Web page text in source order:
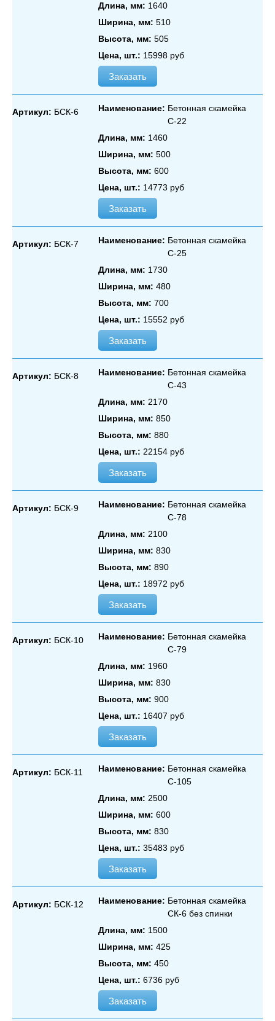
Длина, мм: 1640
Ширина, мм: 510
Высота, мм: 505
Цена, шт.: 15998 руб
Заказать
Артикул: БСК-6 Наименование: Бетонная скамейка
С‑22
Длина, мм: 1460
Ширина, мм: 500
Высота, мм: 600
Цена, шт.: 14773 руб
Заказать
Артикул: БСК-7 Наименование: Бетонная скамейка
С‑25
Длина, мм: 1730
Ширина, мм: 480
Высота, мм: 700
Цена, шт.: 15552 руб
Заказать
Артикул: БСК-8 Наименование: Бетонная скамейка
С‑43
Длина, мм: 2170
Ширина, мм: 850
Высота, мм: 880
Цена, шт.: 22154 руб
Заказать
Артикул: БСК-9 Наименование: Бетонная скамейка
С‑78
Длина, мм: 2100
Ширина, мм: 830
Высота, мм: 890
Цена, шт.: 18972 руб
Заказать
Артикул: БСК-10 Наименование: Бетонная скамейка
С‑79
Длина, мм: 1960
Ширина, мм: 830
Высота, мм: 900
Цена, шт.: 16407 руб
Заказать
Артикул: БСК-11 Наименование: Бетонная скамейка
С‑105
Длина, мм: 2500
Ширина, мм: 600
Высота, мм: 830
Цена, шт.: 35483 руб
Заказать
Артикул: БСК-12 Наименование: Бетонная скамейка
СК‑6 без спинки
Длина, мм: 1500
Ширина, мм: 425
Высота, мм: 450
Цена, шт.: 6736 руб
Заказать